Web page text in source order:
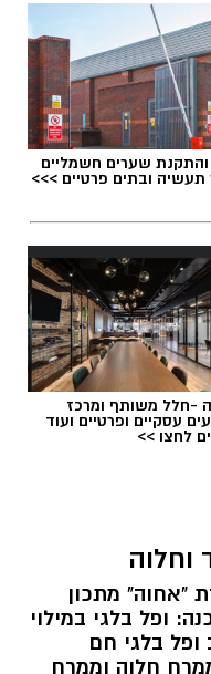
והתקנת שערים חשמליים
ובתים פרטיים >>>
-חלל משותף ומרכז
עסקיים ופרטיים ועוד
לחצו >>
וחלוה
"אחוה" מתכון
ופל בלגי במילוי
ופל בלגי חם
חלוה וממרח